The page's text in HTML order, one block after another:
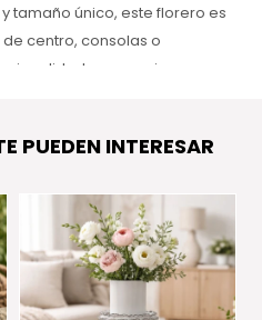
tamaño único, este florero es
centro, consolas o
es una pieza
PUEDEN INTERESAR